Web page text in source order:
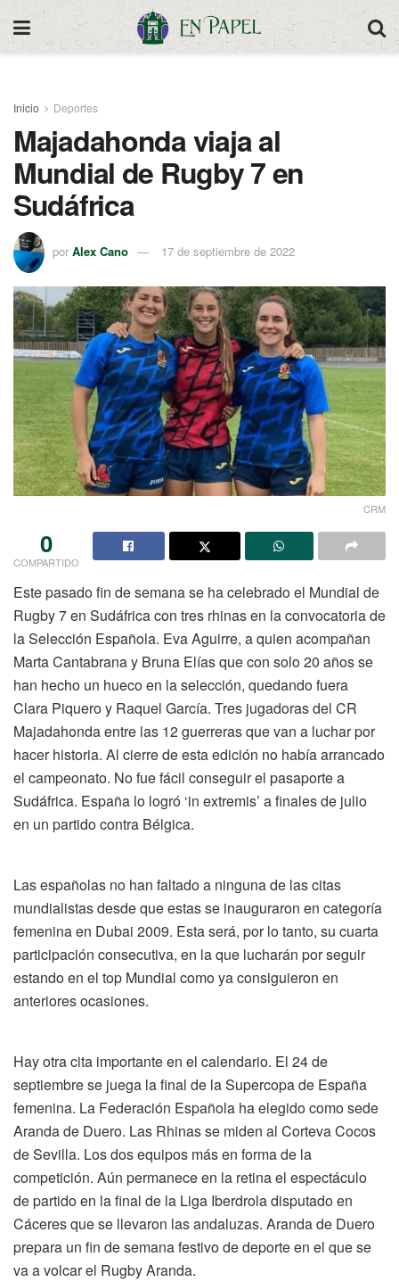
Inicio Deportes
Majadahonda viaja al
Mundial de Rugby 7 en
Sudáfrica
por Alex Cano 17 de septiembre de 2022
CRM
0
COMPARTIDO
Este pasado fin de semana se ha celebrado el Mundial de
Rugby 7 en Sudáfrica con tres rhinas en la convocatoria de
la Selección Española. Eva Aguirre, a quien acompañan
Marta Cantabrana y Bruna Elías que con solo 20 años se
han hecho un hueco en la selección, quedando fuera
Clara Piquero y Raquel García. Tres jugadoras del CR
Majadahonda entre las 12 guerreras que van a luchar por
hacer historia. Al cierre de esta edición no había arrancado
el campeonato. No fue fácil conseguir el pasaporte a
Sudáfrica. España lo logró ‘in extremis’ a finales de julio
en un partido contra Bélgica.
Las españolas no han faltado a ninguna de las citas
mundialistas desde que estas se inauguraron en categoría
femenina en Dubai 2009. Esta será, por lo tanto, su cuarta
participación consecutiva, en la que lucharán por seguir
estando en el top Mundial como ya consiguieron en
anteriores ocasiones.
Hay otra cita importante en el calendario. El 24 de
septiembre se juega la final de la Supercopa de España
femenina. La Federación Española ha elegido como sede
Aranda de Duero. Las Rhinas se miden al Corteva Cocos
de Sevilla. Los dos equipos más en forma de la
competición. Aún permanece en la retina el espectáculo
de partido en la final de la Liga Iberdrola disputado en
Cáceres que se llevaron las andaluzas. Aranda de Duero
prepara un fin de semana festivo de deporte en el que se
va a volcar el Rugby Aranda.